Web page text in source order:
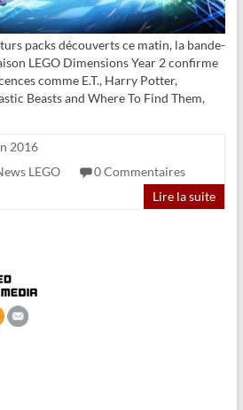
packs découverts ce matin, la bande-
LEGO Dimensions Year 2 confirme
comme E.T., Harry Potter,
Beasts and Where To Find Them,
2016
LEGO
0 Commentaires
Lire la suite